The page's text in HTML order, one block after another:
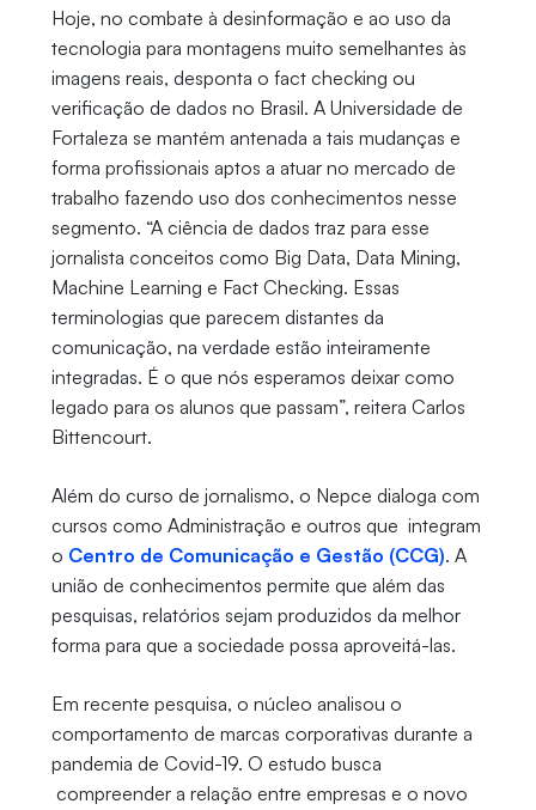
Hoje, no combate à desinformação e ao uso da
tecnologia para montagens muito semelhantes às
imagens reais, desponta o fact checking ou
verificação de dados no Brasil. A Universidade de
Fortaleza se mantém antenada a tais mudanças e
forma profissionais aptos a atuar no mercado de
trabalho fazendo uso dos conhecimentos nesse
segmento. “A ciência de dados traz para esse
jornalista conceitos como Big Data, Data Mining,
Machine Learning e Fact Checking. Essas
terminologias que parecem distantes da
comunicação, na verdade estão inteiramente
integradas. É o que nós esperamos deixar como
legado para os alunos que passam”, reitera Carlos
Bittencourt.
Além do curso de jornalismo, o Nepce dialoga com
cursos como Administração e outros que integram
o Centro de Comunicação e Gestão (CCG). A
união de conhecimentos permite que além das
pesquisas, relatórios sejam produzidos da melhor
forma para que a sociedade possa aproveitá-las.
Em recente pesquisa, o núcleo analisou o
comportamento de marcas corporativas durante a
pandemia de Covid-19. O estudo busca
compreender a relação entre empresas e o novo